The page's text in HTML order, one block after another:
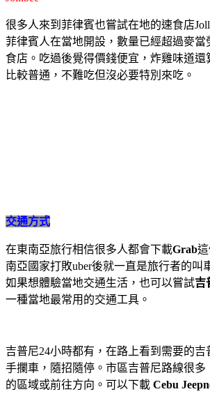
很多人來到菲律賓也嘗試在地的速食店
菲律賓人在當地開設，數量已經超過麥
食店。吃過後覺得價錢便宜，炸雞味道
比較普通，不難吃但沒必要特別來吃。
交通方式
在東南亞旅行相信很多人都會下載Grab
南亞國家打敗uber後就一直是旅行者的叫
如果想體驗當地交通生活，也可以嘗試吉
一種當地最常用的交通工具。
吉普尼24小時都有，在路上看到需要的
手攔車，隨招隨停。市區吉普尼路線很多
的區域或前往方向。 可以下載 Cebu